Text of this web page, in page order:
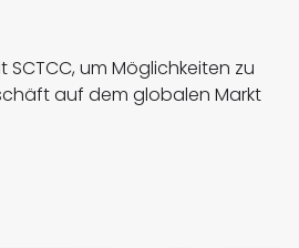
SCTCC, um Möglichkeiten zu
auf dem globalen Markt